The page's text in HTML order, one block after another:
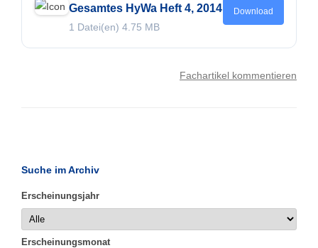
Gesamtes HyWa Heft 4, 2014
1 Datei(en) 4.75 MB
Download
Fachartikel kommentieren
Suche im Archiv
Erscheinungsjahr
Erscheinungsmonat